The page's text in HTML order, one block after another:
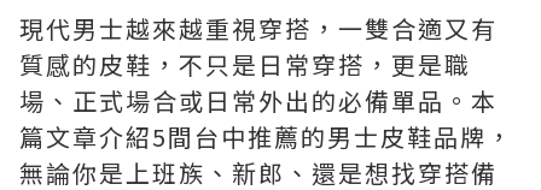
現代男士越來越重視穿搭，一雙合適又有
質感的皮鞋，不只是日常穿搭，更是職
場、正式場合或日常外出的必備單品。本
篇文章介紹5間台中推薦的男士皮鞋品牌，
無論你是上班族、新郎、還是想找穿搭備